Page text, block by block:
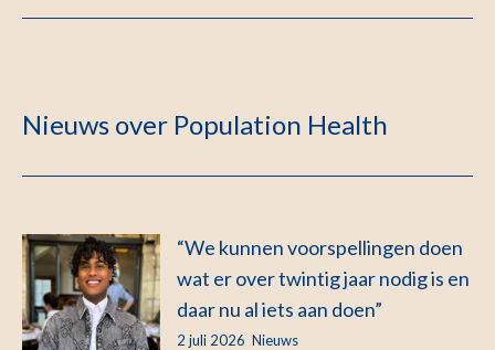
Nieuws over Population Health
“We kunnen voorspellingen doen
wat er over twintig jaar nodig is en
daar nu al iets aan doen”
2 juli 2026 Nieuws